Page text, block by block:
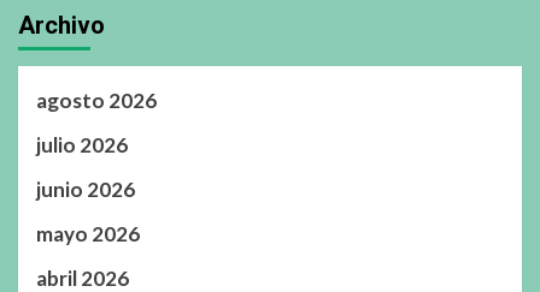
Archivo
agosto 2026
julio 2026
junio 2026
mayo 2026
abril 2026